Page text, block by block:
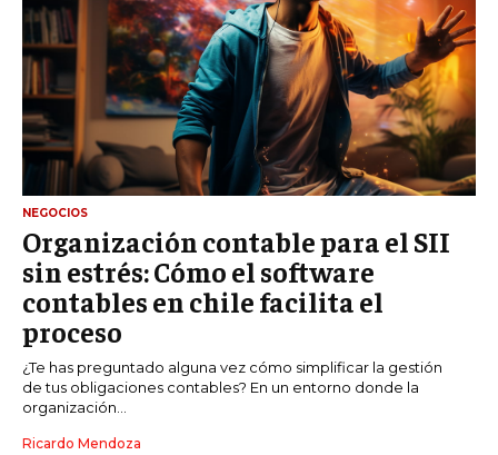
NEGOCIOS
Organización contable para el SII
sin estrés: Cómo el software
contables en chile facilita el
proceso
¿Te has preguntado alguna vez cómo simplificar la gestión
de tus obligaciones contables? En un entorno donde la
organización...
Ricardo Mendoza